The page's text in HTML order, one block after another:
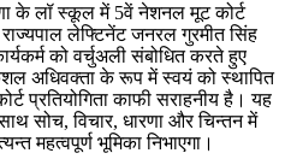
के लॉ स्कूल में 5वें नेशनल मूट कोर्ट
लेफ्टिनेंट जनरल गुरमीत सिंह
को वर्चुअली संबोधित करते हुए
अधिवक्ता के रूप में स्वयं को स्थापित
प्रतियोगिता काफी सराहनीय है। यह
सोच, विचार, धारणा और चिन्तन में
महत्वपूर्ण भूमिका निभाएगा।